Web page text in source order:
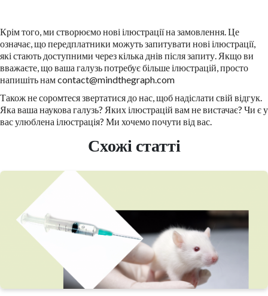
Крім того, ми створюємо нові ілюстрації на замовлення. Це
означає, що передплатники можуть запитувати нові ілюстрації,
які стають доступними через кілька днів після запиту. Якщо ви
вважаєте, що ваша галузь потребує більше ілюстрацій, просто
напишіть нам contact@mindthegraph.com
Також не соромтеся звертатися до нас, щоб надіслати свій відгук.
Яка ваша наукова галузь? Яких ілюстрацій вам не вистачає? Чи є у
вас улюблена ілюстрація? Ми хочемо почути від вас.
Схожі статті